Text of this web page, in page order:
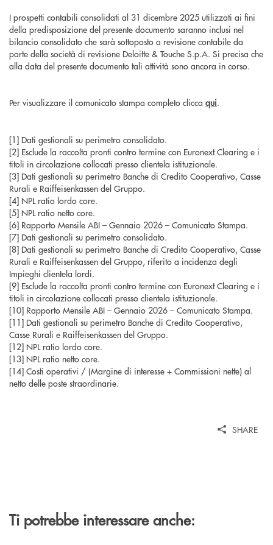
I prospetti contabili consolidati al 31 dicembre 2025 utilizzati ai fini
della predisposizione del presente documento saranno inclusi nel
bilancio consolidato che sarà sottoposto a revisione contabile da
parte della società di revisione Deloitte & Touche S.p.A. Si precisa che
alla data del presente documento tali attività sono ancora in corso.
Per visualizzare il comunicato stampa completo clicca qui.
[1] Dati gestionali su perimetro consolidato.
[2] Esclude la raccolta pronti contro termine con Euronext Clearing e i
titoli in circolazione collocati presso clientela istituzionale.
[3] Dati gestionali su perimetro Banche di Credito Cooperativo, Casse
Rurali e Raiffeisenkassen del Gruppo.
[4] NPL ratio lordo core.
[5] NPL ratio netto core.
[6] Rapporto Mensile ABI – Gennaio 2026 – Comunicato Stampa.
[7] Dati gestionali su perimetro consolidato.
[8] Dati gestionali su perimetro Banche di Credito Cooperativo, Casse
Rurali e Raiffeisenkassen del Gruppo, riferito a incidenza degli
Impieghi clientela lordi.
[9] Esclude la raccolta pronti contro termine con Euronext Clearing e i
titoli in circolazione collocati presso clientela istituzionale.
[10] Rapporto Mensile ABI – Gennaio 2026 – Comunicato Stampa.
[11] Dati gestionali su perimetro Banche di Credito Cooperativo,
Casse Rurali e Raiffeisenkassen del Gruppo.
[12] NPL ratio lordo core.
[13] NPL ratio netto core.
[14] Costi operativi / (Margine di interesse + Commissioni nette) al
netto delle poste straordinarie.
SHARE
Ti potrebbe interessare anche: